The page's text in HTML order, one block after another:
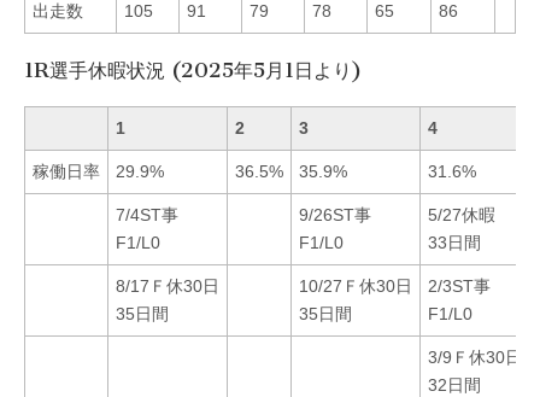
出走数 105 91 79 78 65 86
1R選手休暇状況 (2025年5月1日より)
1 2 3 4
稼働日率 29.9% 36.5% 35.9% 31.6%
7/4ST事
F1/L0
9/26ST事
F1/L0
5/27休暇
33日間
8/17Ｆ休30日
35日間
10/27Ｆ休30日
35日間
2/3ST事
F1/L0
3/9Ｆ休30日
32日間